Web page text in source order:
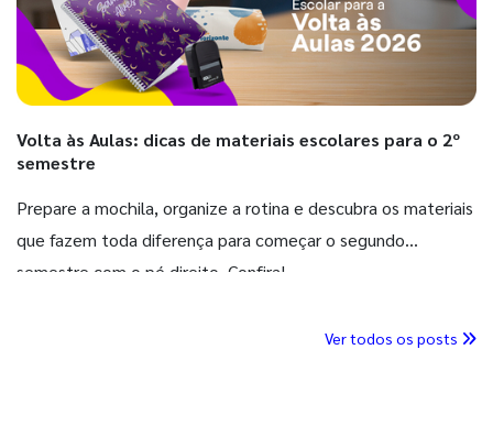
Volta às Aulas: dicas de materiais escolares para o 2º
semestre
Prepare a mochila, organize a rotina e descubra os materiais
que fazem toda diferença para começar o segundo
semestre com o pé direito. Confira!
Ver todos os posts